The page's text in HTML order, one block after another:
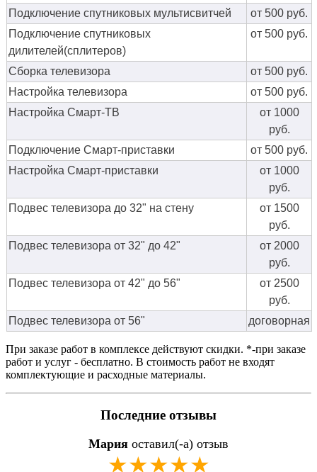
Подключение спутниковых мультисвитчей
от 500 руб.
Подключение спутниковых
дилителей(сплитеров)
от 500 руб.
Сборка телевизора
от 500 руб.
Настройка телевизора
от 500 руб.
Настройка Смарт-ТВ
от 1000
руб.
Подключение Смарт-приставки
от 500 руб.
Настройка Смарт-приставки
от 1000
руб.
Подвес телевизора до 32" на стену
от 1500
руб.
Подвес телевизора от 32" до 42"
от 2000
руб.
Подвес телевизора от 42" до 56"
от 2500
руб.
Подвес телевизора от 56"
договорная
При заказе работ в комплексе действуют скидки. *-при заказе
работ и услуг - бесплатно. В стоимость работ не входят
комплектующие и расходные материалы.
Последние отзывы
Мария оставил(-а) отзыв
★★★★★